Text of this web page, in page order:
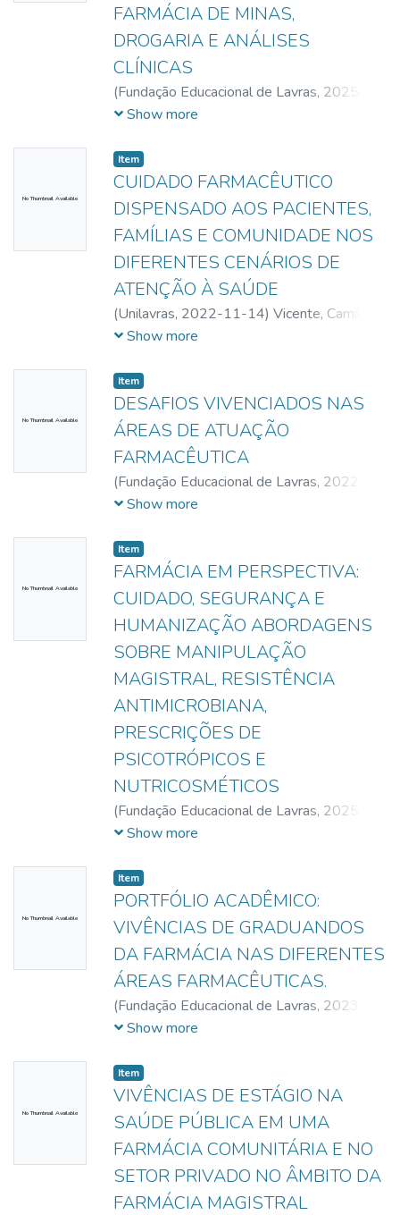
FARMÁCIA DE MINAS,
DROGARIA E ANÁLISES
CLÍNICAS
(Fundação Educacional de Lavras, 2025-
11-28)Bernardes, Alessandra Moura
Willian de
Maia, Adryele Cristina
Show more
No Thumbnail Available
Item
CUIDADO FARMACÊUTICO
DISPENSADO AOS PACIENTES,
FAMÍLIAS E COMUNIDADE NOS
DIFERENTES CENÁRIOS DE
ATENÇÃO À SAÚDE
(Unilavras, 2022-11-14) Vicente, Camila
Rodrigues Chaves
Silvonei Anderson
Show more
No Thumbnail Available
Item
DESAFIOS VIVENCIADOS NAS
ÁREAS DE ATUAÇÃO
FARMACÊUTICA
(Fundação Educacional de Lavras, 2022-
11-04)Freire, Ademir Abílio
Luciano, Fernanda Aparecida
Flávia Rodrigues de
Show more
No Thumbnail Available
Item
FARMÁCIA EM PERSPECTIVA:
CUIDADO, SEGURANÇA E
HUMANIZAÇÃO ABORDAGENS
SOBRE MANIPULAÇÃO
MAGISTRAL, RESISTÊNCIA
ANTIMICROBIANA,
PRESCRIÇÕES DE
PSICOTRÓPICOS E
NUTRICOSMÉTICOS
(Fundação Educacional de Lavras, 2025-
11-21)Santos, Douglas Cardoso da Silva
Silva;
Victoria Borges
Show more
No Thumbnail Available
Item
PORTFÓLIO ACADÊMICO:
VIVÊNCIAS DE GRADUANDOS
DA FARMÁCIA NAS DIFERENTES
ÁREAS FARMACÊUTICAS.
(Fundação Educacional de Lavras, 2023-
11-17)Terra, Maria Eduarda
Aparecida de
Show more
No Thumbnail Available
Item
VIVÊNCIAS DE ESTÁGIO NA
SAÚDE PÚBLICA EM UMA
FARMÁCIA COMUNITÁRIA E NO
SETOR PRIVADO NO ÂMBITO DA
FARMÁCIA MAGISTRAL